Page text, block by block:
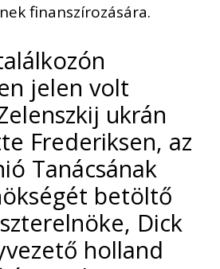
finanszírozására.
jelen volt
ukrán
Frederiksen, az
Tanácsának
betöltő
Dick
holland